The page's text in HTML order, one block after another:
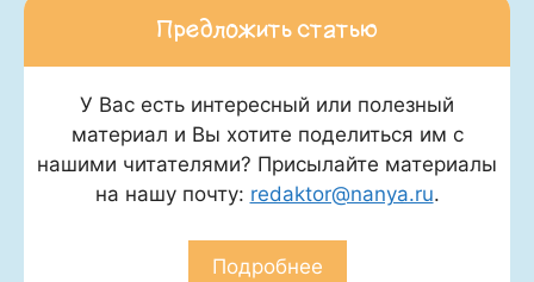
Предложить статью
У Вас есть интересный или полезный
материал и Вы хотите поделиться им с
нашими читателями? Присылайте материалы
на нашу почту: redaktor@nanya.ru.
Подробнее